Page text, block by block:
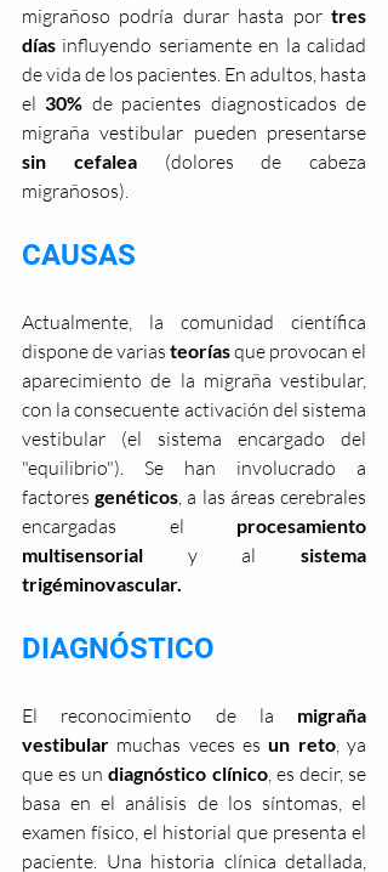
migrañoso podría durar hasta por tres
días influyendo seriamente en la calidad
de vida de los pacientes. En adultos, hasta
el 30% de pacientes diagnosticados de
sin cefalea (dolores de cabeza
migrañosos).
CAUSAS
Actualmente, la comunidad científica
dispone de varias teorías que provocan el
aparecimiento de la migraña vestibular,
con la consecuente activación del sistema
vestibular (el sistema encargado del
"equilibrio"). Se han involucrado a
factores genéticos , a las áreas cerebrales
encargadas el procesamiento
multisensorial y al sistema
trigéminovascular.
DIAGNÓSTICO
El reconocimiento de la migraña
vestibular muchas veces es un reto, ya
que es un diagnóstico clínico, es decir, se
basa en el análisis de los síntomas, el
examen físico, el historial que presenta el
paciente. Una historia clínica detallada,